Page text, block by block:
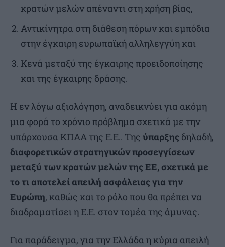
κρατών μελών απέναντι στη χρήση βίας,
Αντικίνητρα στη διάθεση πόρων και εμπόδια
στην έγκαιρη ευρωπαϊκή αλληλεγγύη και
Κενά μεταξύ της έγκαιρης προειδοποίησης
και της έγκαιρης δράσης.
Η εν λόγω αξιολόγηση, αναδεικνύει για ακόμη
μια φορά το χρόνιο πρόβλημα σχετικά με την
υπάρχουσα ΚΠΑΑ της Ε.Ε.. Της ύπαρξης δηλαδή,
διαφορετικών στρατηγικών προσεγγίσεων
μεταξύ των κρατών μελών της ΕΕ, σχετικά με
το τι αποτελεί απειλή ασφάλειας για την
Ευρώπη, καθώς και το ρόλο που θα πρέπει να
διαδραματίσει η Ε.Ε. στον τομέα της άμυνας.
Για παράδειγμα, για την Ελλάδα η κύρια απειλή